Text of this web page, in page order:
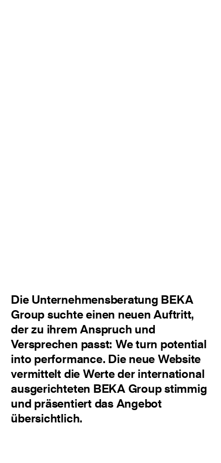
Die Unternehmensberatung BEKA
Group suchte einen neuen Auftritt,
der zu ihrem Anspruch und
Versprechen passt: We turn potential
into performance. Die neue Website
vermittelt die Werte der international
ausgerichteten BEKA Group stimmig
und präsentiert das Angebot
übersichtlich.